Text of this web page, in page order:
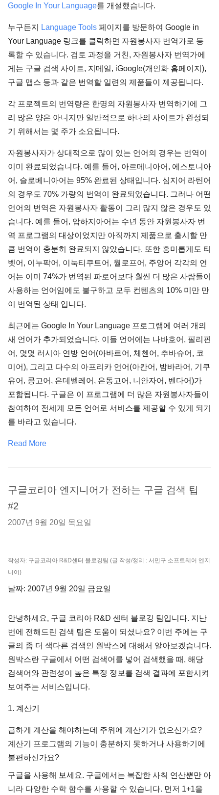
Google In Your Language를 개설했습니다.
누구든지 Language Tools 페이지를 방문하여 Google in
Your Language 링크를 클릭하면 자원봉사자 번역가로 등
록할 수 있습니다. 검토 과정을 거친, 자원봉사자 번역가에
게는 구글 검색 사이트, 지메일, iGoogle(개인화 홈페이지),
구글 맵스 등과 같은 번역할 일련의 제품들이 제공됩니다.
각 프로젝트의 번역량은 한명의 자원봉사자 번역하기에 그
리 많은 양은 아니지만 일반적으로 하나의 사이트가 완성되
기 위해서는 몇 주가 소요됩니다.
자원봉사자가 상대적으로 많이 있는 언어의 경우는 번역이
이미 완료되었습니다. 예를 들어, 아르메니아어, 에스토니아
어, 슬로베니아어는 95% 완료된 상태입니다. 심지어 라틴어
의 경우도 70% 가량의 번역이 완료되었습니다. 그러나 어떤
언어의 번역은 자원봉사자 활동이 그리 많지 않은 경우도 있
습니다. 예를 들어, 압하지아어는 수년 동안 자원봉사자 번
역 프로그램의 대상이었지만 아직까지 제품으로 출시할 만
큼 번역이 충분히 완료되지 않았습니다. 또한 흥미롭게도 티
벳어, 이누팍어, 이눅티쿠트어, 월로프어, 주앙어 각각의 언
어는 이미 74%가 번역된 파로어보다 훨씬 더 많은 사람들이
사용하는 언어임에도 불구하고 모두 컨텐츠의 10% 미만 만
이 번역된 상태 입니다.
최근에는 Google In Your Language 프로그램에 여러 개의
새 언어가 추가되었습니다. 이들 언어에는 나바호어, 필리핀
어, 몇몇 러시아 연방 언어(아바르어, 체첸어, 추바슈어, 코
미어), 그리고 다수의 아프리카 언어(아칸어, 밤바라어, 기쿠
유어, 콩고어, 은데벨레어, 은동고어, 니안자어, 벤다어)가
포함됩니다. 구글은 이 프로그램에 더 많은 자원봉사자들이
참여하여 전세계 모든 언어로 서비스를 제공할 수 있게 되기
를 바라고 있습니다.
Read More
구글코리아 엔지니어가 전하는 구글 검색 팁
#2
2007년 9월 20일 목요일
작성자: 구글코리아 R&D센터 블로깅팀 (글 작성/정리 : 서민구 소프트웨어 엔지
니어)
날짜: 2007년 9월 20일 금요일
안녕하세요, 구글 코리아 R&D 센터 블로깅 팀입니다. 지난
번에 전해드린 검색 팁은 도움이 되셨나요? 이번 주에는 구
글의 좀 더 색다른 검색인 원박스에 대해서 알아보겠습니다.
원박스란 구글에서 어떤 검색어를 넣어 검색했을 때, 해당
검색어와 관련성이 높은 특정 정보를 검색 결과에 포함시켜
보여주는 서비스입니다.
1. 계산기
급하게 계산을 해야하는데 주위에 계산기가 없으신가요?
계산기 프로그램의 기능이 충분하지 못하거나 사용하기에
불편하신가요?
구글을 사용해 보세요. 구글에서는 복잡한 사칙 연산뿐만 아
니라 다양한 수학 함수를 사용할 수 있습니다. 먼저 1+1을